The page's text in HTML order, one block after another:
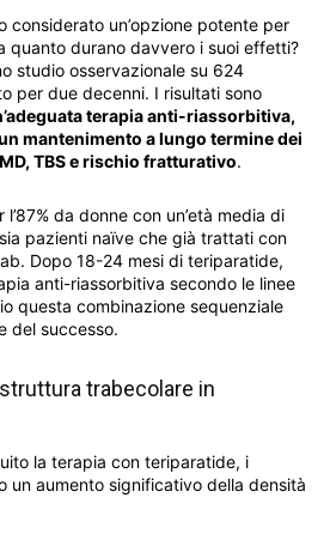
considerato un’opzione potente per
quanto durano davvero i suoi effetti?
studio osservazionale su 624
per due decenni. I risultati sono
terapia anti-riassorbitiva,
mantenimento a lungo termine dei
TBS e rischio fratturativo.
da donne con un’età media di
pazienti naïve che già trattati con
Dopo 18-24 mesi di teriparatide,
anti-riassorbitiva secondo le linee
questa combinazione sequenziale
del successo.
trabecolare in
la terapia con teriparatide, i
un aumento significativo della densità